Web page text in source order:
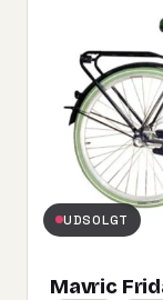
UDSOLGT
Mavric